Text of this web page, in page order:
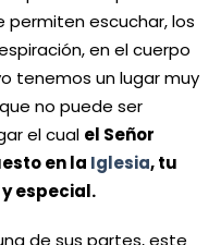
permiten escuchar, los
en el cuerpo
tenemos un lugar muy
no puede ser
el cual el Señor
en la Iglesia, tu
especial.